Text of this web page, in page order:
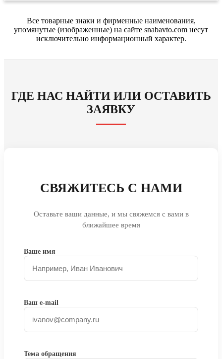
Все товарные знаки и фирменные наименования,
упомянутые (изображенные) на сайте snabavto.com несут
исключительно информационный характер.
ГДЕ НАС НАЙТИ ИЛИ ОСТАВИТЬ
ЗАЯВКУ
СВЯЖИТЕСЬ С НАМИ
Оставьте ваши данные, и мы свяжемся с вами в
ближайшее время
Ваше имя
Ваш e-mail
Тема обращения